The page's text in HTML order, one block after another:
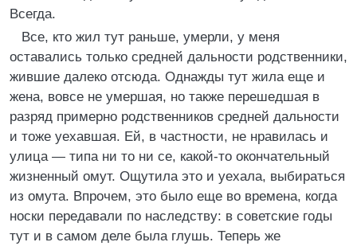
Всегда.
Все, кто жил тут раньше, умерли, у меня
оставались только средней дальности родственники,
жившие далеко отсюда. Однажды тут жила еще и
жена, вовсе не умершая, но также перешедшая в
разряд примерно родственников средней дальности
и тоже уехавшая. Ей, в частности, не нравилась и
улица — типа ни то ни се, какой-то окончательный
жизненный омут. Ощутила это и уехала, выбираться
из омута. Впрочем, это было еще во времена, когда
носки передавали по наследству: в советские годы
тут и в самом деле была глушь. Теперь же